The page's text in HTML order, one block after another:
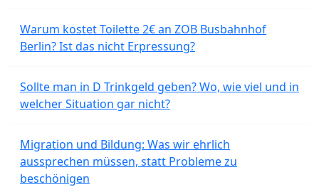
Warum kostet Toilette 2€ an ZOB Busbahnhof
Berlin? Ist das nicht Erpressung?
Sollte man in D Trinkgeld geben? Wo, wie viel und in
welcher Situation gar nicht?
Migration und Bildung: Was wir ehrlich
aussprechen müssen, statt Probleme zu
beschönigen